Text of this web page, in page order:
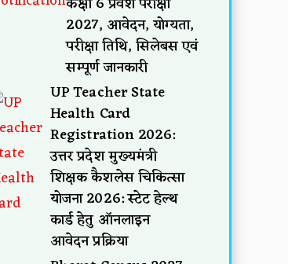
2027, आवेदन, योग्यता,
परीक्षा तिथि, सिलेबस एवं
सम्पूर्ण जानकारी
UP Teacher State
Health Card
Registration 2026:
उत्तर प्रदेश मुख्यमंत्री
शिक्षक कैशलेस चिकित्सा
योजना 2026: स्टेट हेल्थ
कार्ड हेतु ऑनलाइन
आवेदन प्रक्रिया